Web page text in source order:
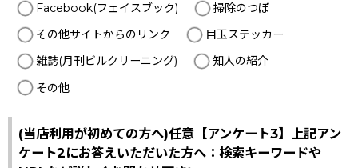
Facebook(フェイスブック)
掃除のつぼ
その他サイトからのリンク
目玉ステッカー
雑誌(月刊ビルクリーニング)
知人の紹介
その他
(当店利用が初めての方へ)任意【アンケート3】上記アン
ケート2にお答えいただいた方へ：検索キーワードや